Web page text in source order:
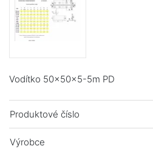
Vodítko 50x50x5-5m PD
Produktové číslo
Výrobce